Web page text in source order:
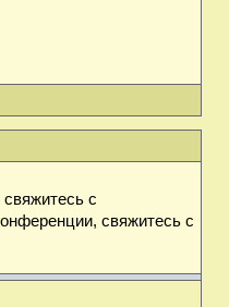
с
свяжитесь с